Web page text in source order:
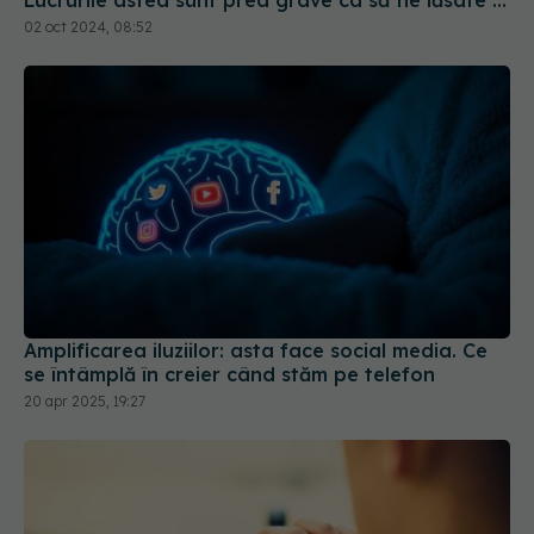
decizia unor părinți care trăiesc într-o lume
02 oct 2024, 08:52
Amplificarea iluziilor: asta face social media. Ce
se întâmplă în creier când stăm pe telefon
20 apr 2025, 19:27